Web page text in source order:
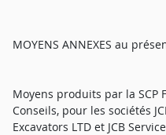
MOYENS ANNEXES au
Moyens produits par la SCP
Conseils, pour les sociétés
Excavators LTD et JCB